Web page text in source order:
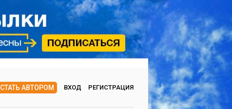
СТАТЬ АВТОРОМ ВХОД РЕГИСТРАЦИЯ